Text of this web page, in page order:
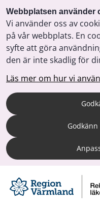
Webbplatsen använder
Vi använder oss av
på vår webbplats. En
syfte att göra
den är inte skadlig för
Läs mer om hur vi